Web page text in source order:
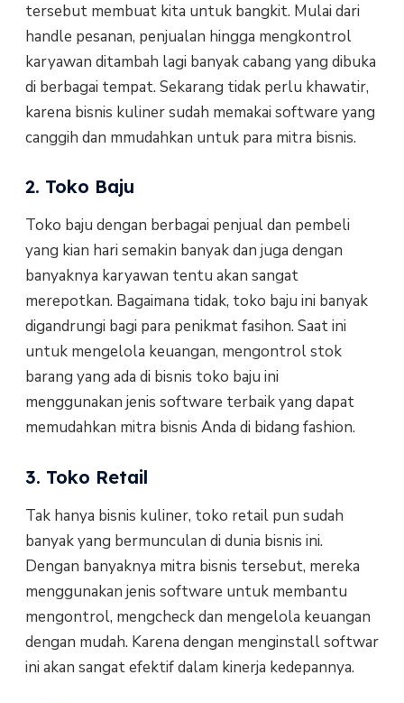
tersebut membuat kita untuk bangkit. Mulai dari
handle pesanan, penjualan hingga mengkontrol
karyawan ditambah lagi banyak cabang yang dibuka
di berbagai tempat. Sekarang tidak perlu khawatir,
karena bisnis kuliner sudah memakai software yang
canggih dan mmudahkan untuk para mitra bisnis.
2. Toko Baju
Toko baju dengan berbagai penjual dan pembeli
yang kian hari semakin banyak dan juga dengan
banyaknya karyawan tentu akan sangat
merepotkan. Bagaimana tidak, toko baju ini banyak
digandrungi bagi para penikmat fasihon. Saat ini
untuk mengelola keuangan, mengontrol stok
barang yang ada di bisnis toko baju ini
menggunakan jenis software terbaik yang dapat
memudahkan mitra bisnis Anda di bidang fashion.
3. Toko Retail
Tak hanya bisnis kuliner, toko retail pun sudah
banyak yang bermunculan di dunia bisnis ini.
Dengan banyaknya mitra bisnis tersebut, mereka
menggunakan jenis software untuk membantu
mengontrol, mengcheck dan mengelola keuangan
dengan mudah. Karena dengan menginstall softwar
ini akan sangat efektif dalam kinerja kedepannya.